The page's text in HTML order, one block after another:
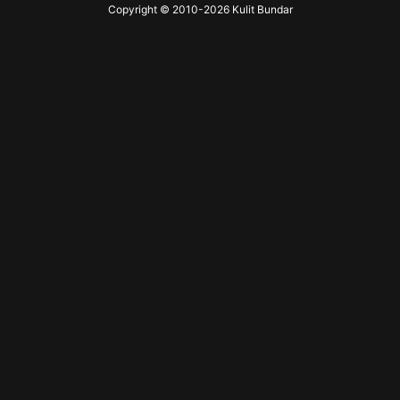
Copyright © 2010-2026Kulit Bundar